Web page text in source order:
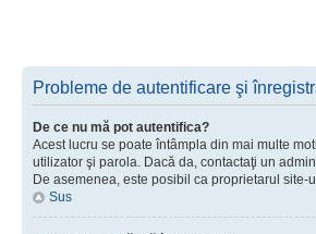
Probleme de autentificare şi
De ce nu mă pot autentifica?
Acest lucru se poate întâmpla din mai multe
utilizator şi parola. Dacă da, contactaţi un
De asemenea, este posibil ca proprietarul
Sus